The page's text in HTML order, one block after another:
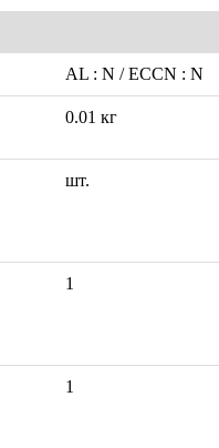
AL : N / ECCN : N
0.01 кг
шт.
1
1